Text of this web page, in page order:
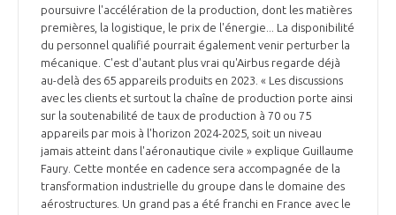
poursuivre l'accélération de la production, dont les matières
premières, la logistique, le prix de l'énergie... La disponibilité
du personnel qualifié pourrait également venir perturber la
mécanique. C'est d'autant plus vrai qu'Airbus regarde déjà
au-delà des 65 appareils produits en 2023. « Les discussions
avec les clients et surtout la chaîne de production porte ainsi
sur la soutenabilité de taux de production à 70 ou 75
appareils par mois à l'horizon 2024-2025, soit un niveau
jamais atteint dans l'aéronautique civile » explique Guillaume
Faury. Cette montée en cadence sera accompagnée de la
transformation industrielle du groupe dans le domaine des
aérostructures. Un grand pas a été franchi en France avec le